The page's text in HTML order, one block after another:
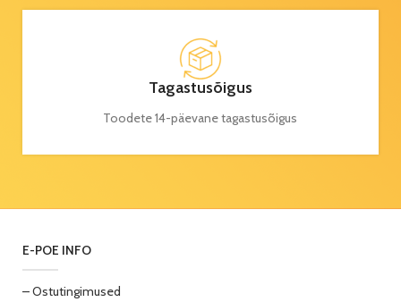
Tagastusõigus
Toodete 14-päevane tagastusõigus
E-POE INFO
– Ostutingimused